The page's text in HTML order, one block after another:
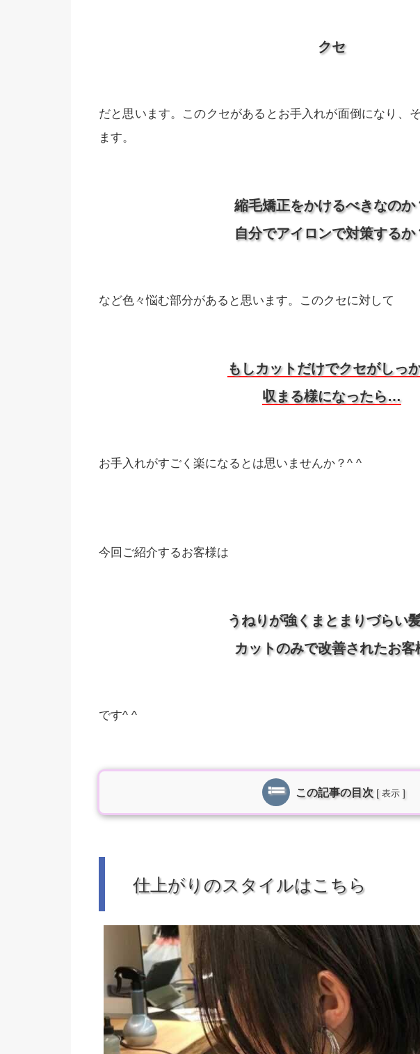
クセ
だと思います。このクセがあるとお手入れが面倒になり、
ます。
縮毛矯正をかけるべきなのか
自分でアイロンで対策するか
など色々悩む部分があると思います。このクセに対して
もしカットだけでクセがしっ
収まる様になったら…
お手入れがすごく楽になるとは思いませんか？^ ^
今回ご紹介するお客様は
うねりが強くまとまりづらい
カットのみで改善されたお客
です^ ^
この記事の目次 [ 表示 ]
仕上がりのスタイルはこちら